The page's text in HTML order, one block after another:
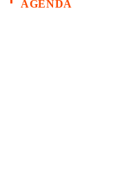
AGENDA